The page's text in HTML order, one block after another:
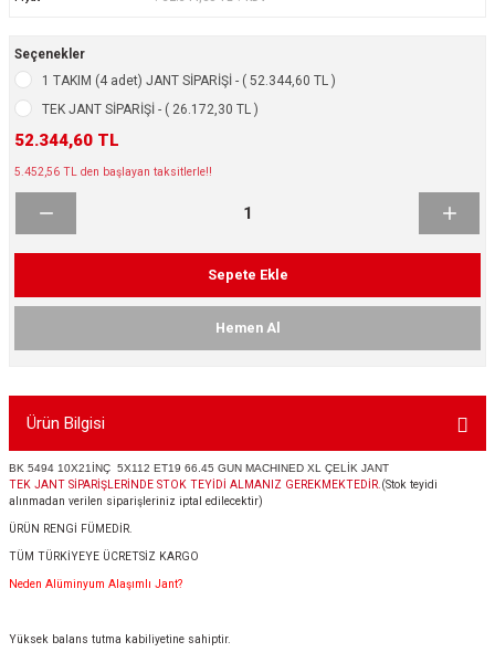
Lastikleri
/ KROM SERİ
Seçenekler
1 TAKIM (4 adet) JANT SİPARİŞİ - ( 52.344,60 TL )
TEK JANT SİPARİŞİ - ( 26.172,30 TL )
52.344,60 TL
5.452,56 TL den başlayan taksitlerle!!
Sepete Ekle
Hemen Al
Ürün Bilgisi
BK 5494 10X21İNÇ 5X112 ET19 66.45 GUN MACHINED XL ÇELİK JANT
TEK JANT SİPARİŞLERİNDE STOK TEYİDİ ALMANIZ GEREKMEKTEDİR. (Stok teyidi
alınmadan verilen siparişleriniz iptal edilecektir)
ÜRÜN RENGİ FÜMEDİR.
TÜM TÜRKİYEYE ÜCRETSİZ KARGO
Neden Alüminyum Alaşımlı Jant?
Yüksek balans tutma kabiliyetine sahiptir.